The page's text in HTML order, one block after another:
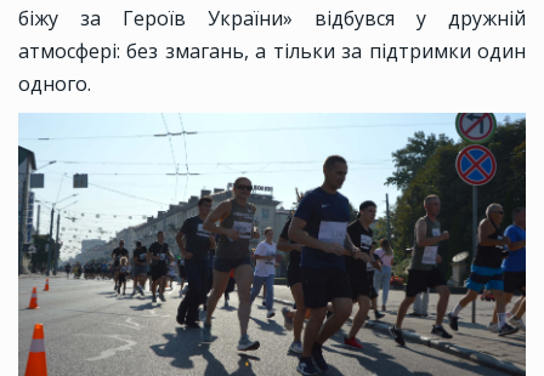
біжу за Героїв України» відбувся у дружній
атмосфері: без змагань, а тільки за підтримки один
одного.